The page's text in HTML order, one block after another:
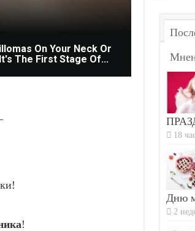
On Your Neck Or
The First Stage Of...
Worms
!
18
Дню
2